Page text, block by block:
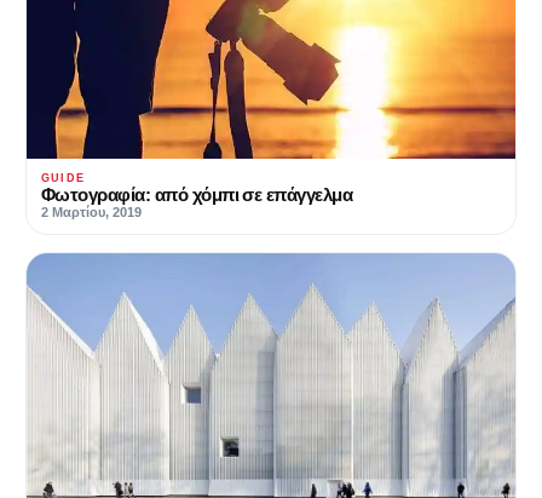
GUIDE
Φωτογραφία: από χόμπι σε επάγγελμα
2 Μαρτίου, 2019